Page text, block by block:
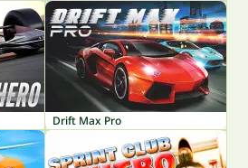
Drift Max Pro